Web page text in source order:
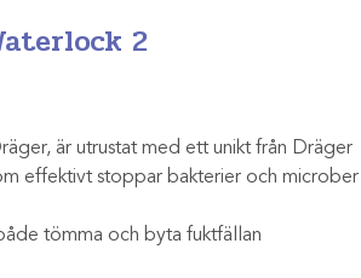
2
är utrustat med ett unikt från Dräger
effektivt stoppar bakterier och microber
tömma och byta fuktfällan